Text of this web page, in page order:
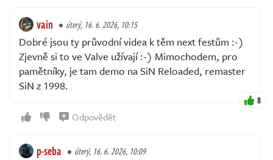
vain úterý, 16. 6. 2026, 10:15
Dobré jsou ty průvodní videa k těm next festům :-)
Zjevně si to ve Valve užívají :-) Mimochodem, pro
pamětníky, je tam demo na SiN Reloaded, remaster
SiN z 1998.
8
Odpovědět
p-seba úterý, 16. 6. 2026, 10:09